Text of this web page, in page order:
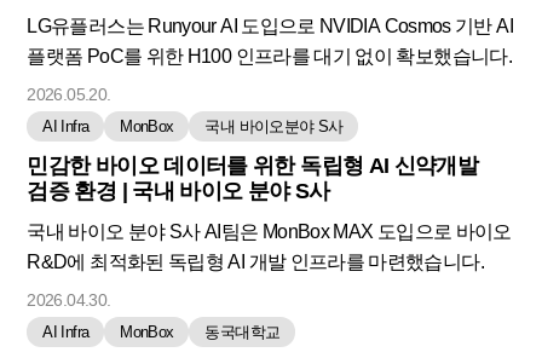
LG유플러스는 Runyour AI 도입으로 NVIDIA Cosmos 기반 AI
플랫폼 PoC를 위한 H100 인프라를 대기 없이 확보했습니다.
2026.05.20.
AI Infra MonBox 국내 바이오분야 S사
민감한 바이오 데이터를 위한 독립형 AI 신약개발
검증 환경 | 국내 바이오 분야 S사
국내 바이오 분야 S사 AI팀은 MonBox MAX 도입으로 바이오
R&D에 최적화된 독립형 AI 개발 인프라를 마련했습니다.
2026.04.30.
AI Infra MonBox 동국대학교